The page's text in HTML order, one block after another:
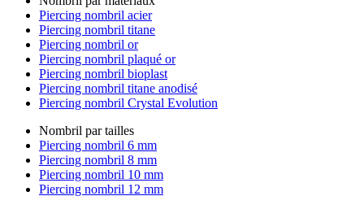
Piercing nombril acier
Piercing nombril titane
Piercing nombril or
Piercing nombril plaqué or
Piercing nombril bioplast
Piercing nombril titane anodisé
Piercing nombril Crystal Evolution
Nombril par tailles
Piercing nombril 6 mm
Piercing nombril 8 mm
Piercing nombril 10 mm
Piercing nombril 12 mm